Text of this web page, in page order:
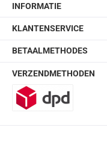
INFORMATIE
KLANTENSERVICE
BETAALMETHODES
VERZENDMETHODEN